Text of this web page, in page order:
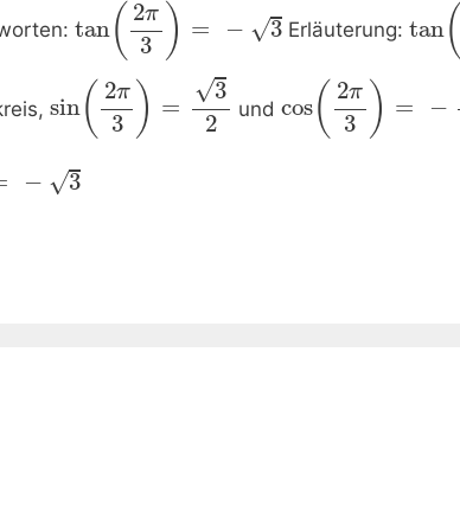
tan( 2π
3 ) = − √3 Erläuterung:tan(
sin( 2π
3 ) =
√3
2
undcos( 2π
3 ) = −
− √3